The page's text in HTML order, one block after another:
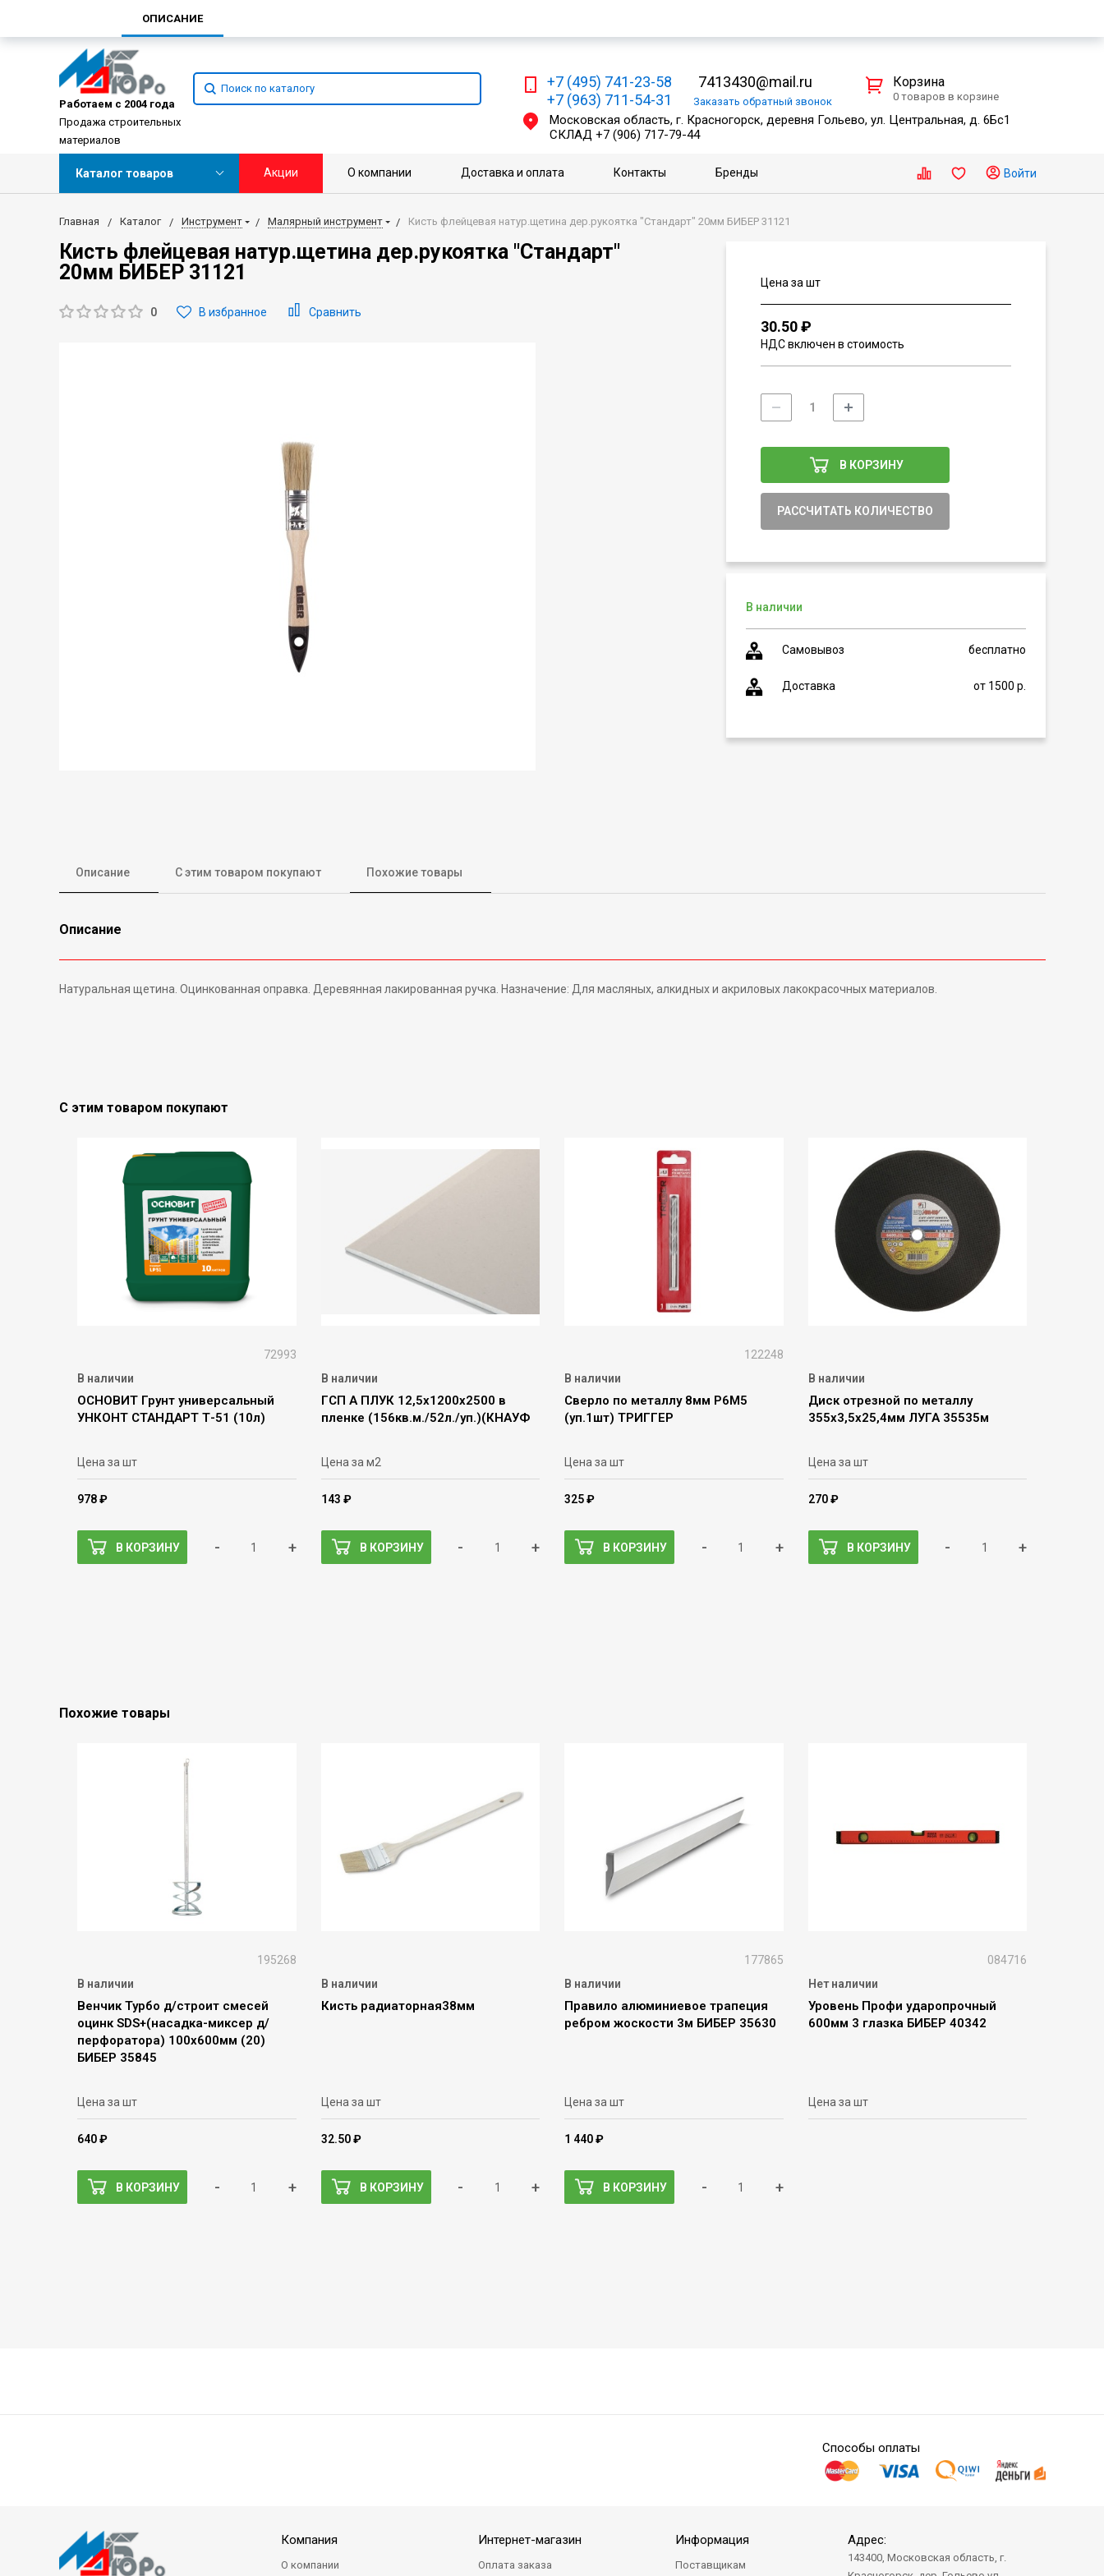
Работаем с 2004 года
Продажа строительных
материалов
+7 (495) 741-23-58
+7 (963) 711-54-31
7413430@mail.ru
Заказать обратный звонок
Московская область, г. Красногорск, деревня Гольево, ул. Центральная, д. 6Бс1
СКЛАД +7 (906) 717-79-44
Корзина
0 товаров в корзине
Каталог товаров Акции О компании Доставка и оплата Контакты Бренды Войти
Главная Каталог Инструмент Малярный инструмент Кисть флейцевая натур.щетина дер.рукоятка "Стандарт" 20мм БИБЕР 31121
Кисть флейцевая натур.щетина дер.рукоятка "Стандарт"
20мм БИБЕР 31121
0 В избранное Сравнить
Цена за шт
30.50 ₽
НДС включен в стоимость
В КОРЗИНУ
РАССЧИТАТЬ КОЛИЧЕСТВО
В наличии
Самовывоз бесплатно
Доставка от 1500 р.
Описание С этим товаром покупают Похожие товары
Описание
Натуральная щетина. Оцинкованная оправка. Деревянная лакированная ручка. Назначение: Для масляных, алкидных и акриловых лакокрасочных материалов.
С этим товаром покупают
72993
В наличии
ОСНОВИТ Грунт универсальный
УНКОНТ СТАНДАРТ Т-51 (10л)
Цена за шт
978 ₽
В КОРЗИНУ - +
В наличии
ГСП А ПЛУК 12,5х1200х2500 в
пленке (156кв.м./52л./уп.)(КНАУФ
Цена за м2
143 ₽
В КОРЗИНУ - +
122248
В наличии
Сверло по металлу 8мм Р6М5
(уп.1шт) ТРИГГЕР
Цена за шт
325 ₽
В КОРЗИНУ - +
В наличии
Диск отрезной по металлу
355х3,5х25,4мм ЛУГА 35535м
Цена за шт
270 ₽
В КОРЗИНУ - +
Похожие товары
195268
В наличии
Венчик Турбо д/строит смесей
оцинк SDS+(насадка-миксер д/
перфоратора) 100х600мм (20)
БИБЕР 35845
Цена за шт
640 ₽
В КОРЗИНУ - +
В наличии
Кисть радиаторная38мм
Цена за шт
32.50 ₽
В КОРЗИНУ - +
177865
В наличии
Правило алюминиевое трапеция
ребром жоскости 3м БИБЕР 35630
Цена за шт
1 440 ₽
В КОРЗИНУ - +
084716
Нет наличии
Уровень Профи ударопрочный
600мм 3 глазка БИБЕР 40342
Цена за шт
ОПИСАНИЕ
Способы оплаты
Компания
О компании
Интернет-магазин
Оплата заказа
Информация
Поставщикам
Адрес:
143400, Московская область, г.